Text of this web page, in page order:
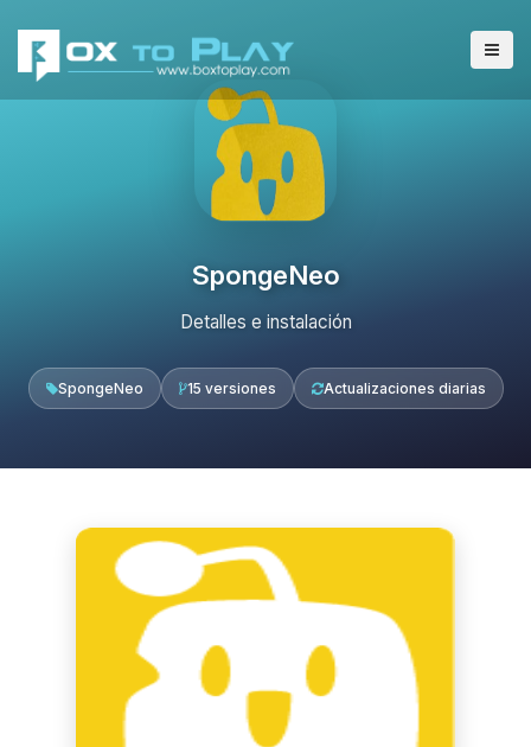
SpongeNeo
Detalles e instalación
SpongeNeo 15 versiones Actualizaciones diarias